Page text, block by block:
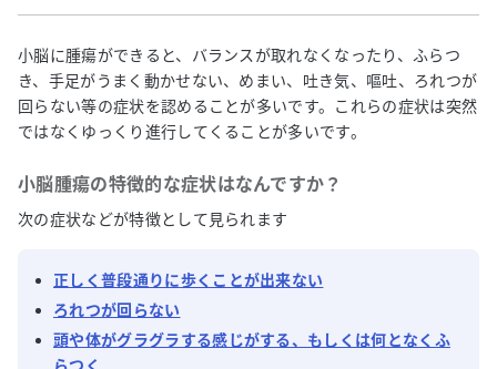
小脳に腫瘍ができると、バランスが取れなくなったり、ふらつ
き、手足がうまく動かせない、めまい、吐き気、嘔吐、ろれつが
回らない等の症状を認めることが多いです。これらの症状は突然
ではなくゆっくり進行してくることが多いです。
小脳腫瘍の特徴的な症状はなんですか？
次の症状などが特徴として見られます
正しく普段通りに歩くことが出来ない
ろれつが回らない
頭や体がグラグラする感じがする、もしくは何となくふ
らつく